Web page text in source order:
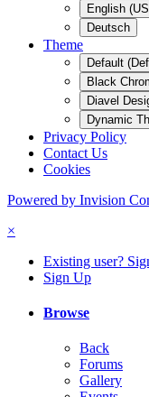
English
Deutsch
Theme
Default
Black
Diavel
Dynamic
Privacy Policy
Contact Us
Cookies
Powered by Invision
×
Existing user?
Sign Up
Browse
Back
Forums
Gallery